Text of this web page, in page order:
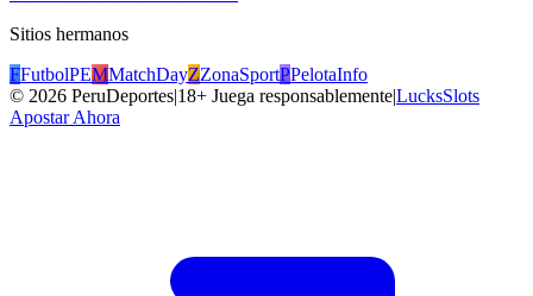
Sitios hermanos
FFutbolPEMMatchDayZZonaSportPPelotaInfo
© 2026 PeruDeportes|18+ Juega responsablemente|LucksSlots
Apostar Ahora